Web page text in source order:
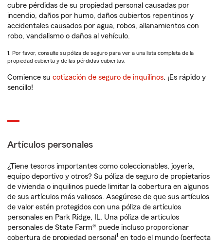
cubre pérdidas de su propiedad personal causadas por
incendio, daños por humo, daños cubiertos repentinos y
accidentales causados por agua, robos, allanamientos con
robo, vandalismo o daños al vehículo.
1. Por favor, consulte su póliza de seguro para ver a una lista completa de la
propiedad cubierta y de las pérdidas cubiertas.
Comience su cotización de seguro de inquilinos. ¡Es rápido y
sencillo!
Artículos personales
¿Tiene tesoros importantes como coleccionables, joyería,
equipo deportivo y otros? Su póliza de seguro de propietarios
de vivienda o inquilinos puede limitar la cobertura en algunos
de sus artículos más valiosos. Asegúrese de que sus artículos
de valor estén protegidos con una póliza de artículos
personales en Park Ridge, IL. Una póliza de artículos
personales de State Farm® puede incluso proporcionar
cobertura de propiedad personal 1 en todo el mundo (perfecta